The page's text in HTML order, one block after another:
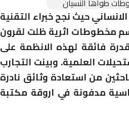
حيث نجح خبراء التقنية
مخطوطات اثرية ظلت لقرون
فائقة لهذه الانظمة على
العلمية. وبينت التجارب
من استعادة وثائق نادرة
مدفونة في اروقة مكتبة